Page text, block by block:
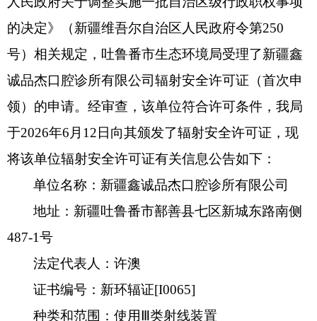
消防救援
重大建设项目批准和实施
公共资源交易和配置
社会公益事业建设
行政执法（事前公示）
行政执法（事后公布）
的决定》（新疆维吾尔自治区人民政府令第250
号）相关规定 ，吐鲁番市生态环境局受理了新疆鑫
诚品杰口腔诊所有限公司辐射安全许可证（首次申
领） 的申请。 经审查 ，该单位符合许可条件，我局
于2026年6月12日向其颁发了辐射安全许可证，现
将该单位辐射安全许可证有关信息公告如下：
单位名称： 新疆鑫诚品杰口腔诊所有限公司
地址：新疆吐鲁番市鄯善县七区新城东路南侧
487-1号
法定代表人：许澳
证书编号：新环辐证[I0065]
种类和范围 ：使用 Ⅲ类射线装置